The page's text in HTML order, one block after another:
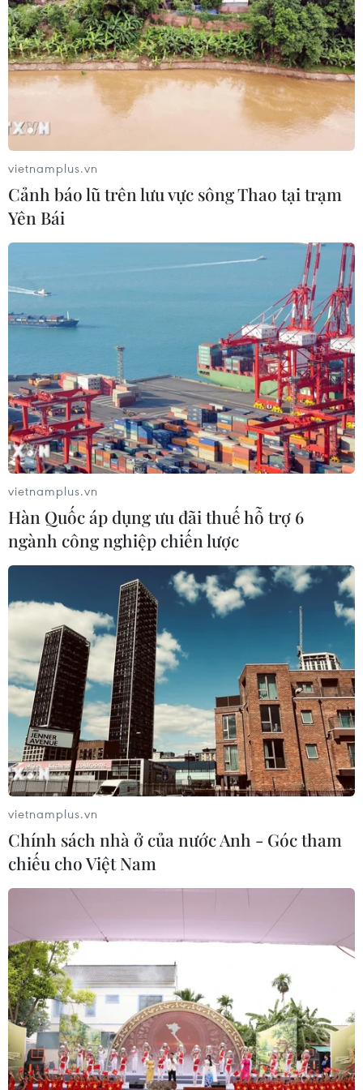
đồng
07/08/2026 10:33
Có 50 cơ sở kiểm nghiệm được GACC
chấp nhận phục vụ xuất khẩu mít,
sầu riêng
07/08/2026 10:27
Hàn Quốc áp dụng ưu đãi thuế hỗ
trợ 6 ngành công nghiệp chiến lược
Hạ tầng AI - động lực tăng trưởng
mới của Đông Nam Á
VN-Index tăng hơn 3 điểm nhờ sức
bật nhóm dầu khí
Tháo gỡ dứt điểm vướng mắc hiện
hữu dự án Nhà máy điện hạt nhân
07/08/2026 09:27
Giá dầu tăng trước những lo ngại về
kế hoạch mở lại Eo biển Hormuz
07/08/2026 08:58
Masterise Homes đồng hành cùng
khách hàng trên toàn quốc với giải
pháp tài chính ưu việt
07/08/2026 08:39
Nhà đầu tư Anh đề xuất siêu dự án Tổ
hợp cảng biển 18 tỷ USD tại Quảng
Ninh
07/08/2026 08:33
Canh tác biển - động lực mới cho
kinh tế biển Việt Nam
07/08/2026 08:14
vietnamplus.vn
Cảnh báo lũ trên lưu vực sông Thao tại trạm
Yên Bái
vietnamplus.vn
Hàn Quốc áp dụng ưu đãi thuế hỗ trợ 6
ngành công nghiệp chiến lược
vietnamplus.vn
Chính sách nhà ở của nước Anh - Góc tham
chiếu cho Việt Nam